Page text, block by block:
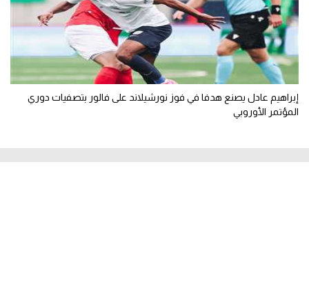
إبراهيم عادل يصنع هدفا في فوز نورشيلاند على فالور بتصفيات دوري
المؤتمر الأوروبي